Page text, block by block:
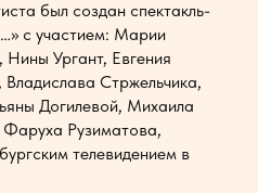
был создан спектакль-
с участием: Марии
Ургант, Евгения
Стржельчика,
Догилевой, Михаила
Рузиматова,
телевидением в